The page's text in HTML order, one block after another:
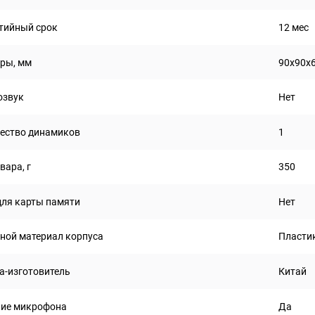
срок 12 мес
мм
Нет
динамиков 1
г 350
карты памяти Нет
материал корпуса
изготовитель Китай
микрофона Да